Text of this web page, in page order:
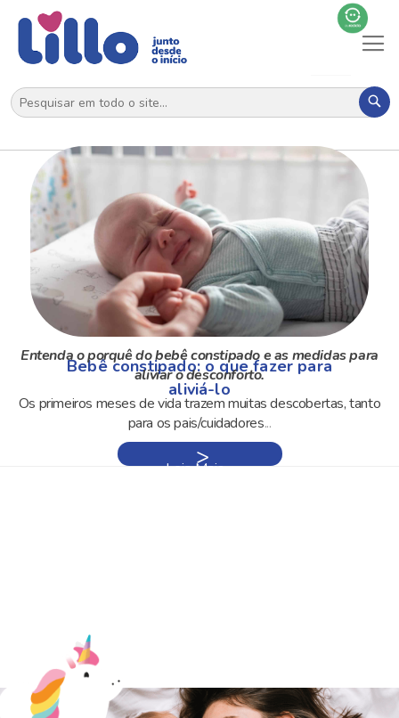
Bebê constipado: o que fazer para
aliviá-lo
Entenda o porquê do bebê constipado e as medidas para
aliviar o desconforto.
Os primeiros meses de vida trazem muitas descobertas, tanto
para os pais/cuidadores...
Leia Mais »